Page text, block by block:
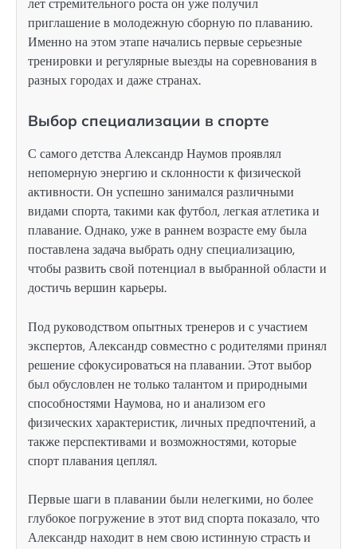
лет стремительного роста он уже получил
приглашение в молодежную сборную по плаванию.
Именно на этом этапе начались первые серьезные
тренировки и регулярные выезды на соревнования в
разных городах и даже странах.
Выбор специализации в спорте
С самого детства Александр Наумов проявлял
непомерную энергию и склонности к физической
активности. Он успешно занимался различными
видами спорта, такими как футбол, легкая атлетика и
плавание. Однако, уже в раннем возрасте ему была
поставлена задача выбрать одну специализацию,
чтобы развить свой потенциал в выбранной области и
достичь вершин карьеры.
Под руководством опытных тренеров и с участием
экспертов, Александр совместно с родителями принял
решение сфокусироваться на плавании. Этот выбор
был обусловлен не только талантом и природными
способностями Наумова, но и анализом его
физических характеристик, личных предпочтений, а
также перспективами и возможностями, которые
спорт плавания цеплял.
Первые шаги в плавании были нелегкими, но более
глубокое погружение в этот вид спорта показало, что
Александр находит в нем свою истинную страсть и